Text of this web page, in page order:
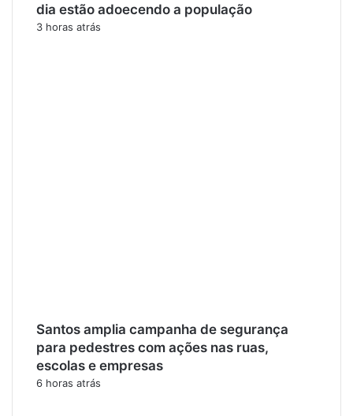
dia estão adoecendo a população
3 horas atrás
Santos amplia campanha de segurança
para pedestres com ações nas ruas,
escolas e empresas
6 horas atrás